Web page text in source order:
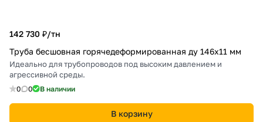
142 730 ₽/тн
Труба бесшовная горячедеформированная ду 146х11 мм
Идеально для трубопроводов под высоким давлением и
агрессивной среды.
0 0 В наличии
В корзину